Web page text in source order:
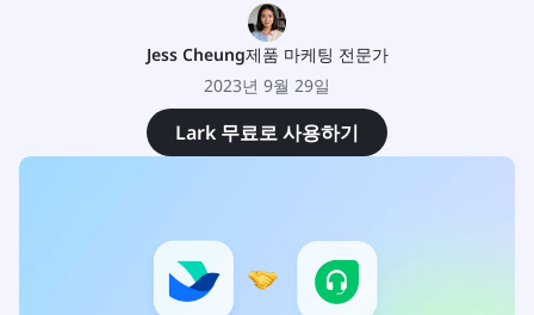
Jess Cheung제품 마케팅 전문가
2023년 9월 29일
Lark 무료로 사용하기